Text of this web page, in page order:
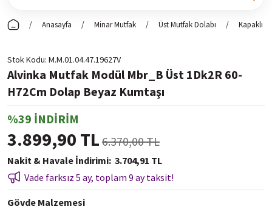
Anasayfa Minar Mutfak Üst Mutfak Dolabı Kapaklı
Stok Kodu M.M.01.04.47.19627V
Alvinka Mutfak Modül Mbr_B Üst 1Dk2R 60-
H72Cm Dolap Beyaz Kumtaşı
%39 İNDİRİM
3.899,90 TL 6.370,00 TL
Nakit & Havale İndirimi 3.704,91 TL
Vade farksız 5 ay, toplam 9 ay taksit!
Gövde Malzemesi